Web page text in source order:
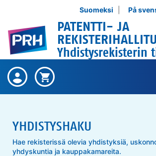
Suomeksi På
PATENTTI- JA
Yhdistysrekisterin
Ei ostettuja tuotteita ,
Ostetut
tuotteet
Ostoskori on tyhjä ,
Ostoskori
YHDISTYSHAKU
Hae rekisterissä olevia yhdistyksiä,
yhdyskuntia ja kauppakamareita.